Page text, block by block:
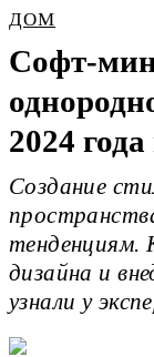
ДОМ
Софт-
2024
Создание
тенденциям.
дизайна и
узнали у